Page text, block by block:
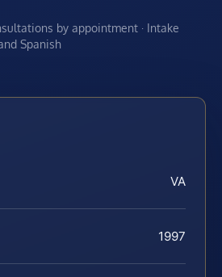
by appointment · Intake
Spanish
VA
1997